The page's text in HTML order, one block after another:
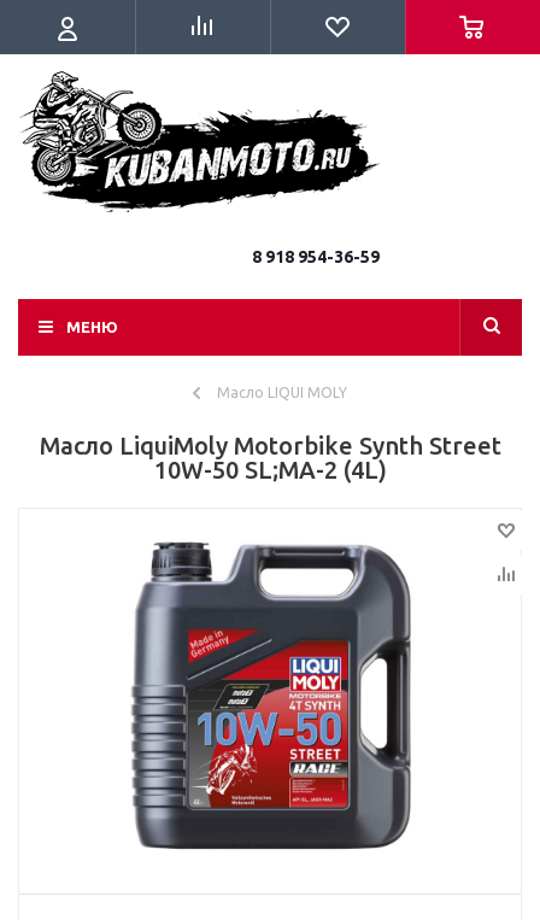
8 918 954-36-59
МЕНЮ
Масло LIQUI MOLY
Масло LiquiMoly Motorbike Synth Street
10W-50 SL;MA-2 (4L)